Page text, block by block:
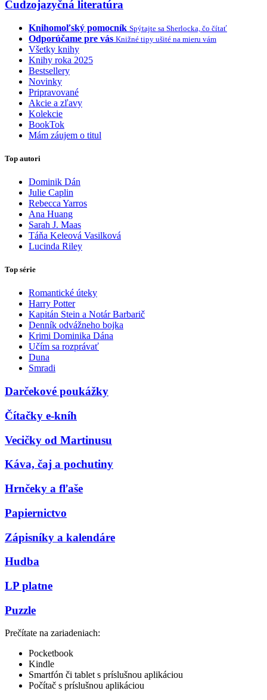
Cudzojazyčná literatúra
Knihomoľský pomocník Spýtajte sa Sherlocka, čo čítať
Odporúčame pre vás Knižné tipy ušité na mieru vám
Všetky knihy
Knihy roka 2025
Bestsellery
Novinky
Pripravované
Akcie a zľavy
Kolekcie
BookTok
Mám záujem o titul
Top autori
Dominik Dán
Julie Caplin
Rebecca Yarros
Ana Huang
Sarah J. Maas
Táňa Keleová Vasilková
Lucinda Riley
Top série
Romantické úteky
Harry Potter
Kapitán Stein a Notár Barbarič
Denník odvážneho bojka
Krimi Dominika Dána
Učím sa rozprávať
Duna
Smradi
Darčekové poukážky
Čítačky e-kníh
Vecičky od Martinusu
Káva, čaj a pochutiny
Hrnčeky a fľaše
Papiernictvo
Zápisníky a kalendáre
Hudba
LP platne
Puzzle
Prečítate na zariadeniach:
Pocketbook
Kindle
Smartfón či tablet s príslušnou aplikáciou
Počítač s príslušnou aplikáciou